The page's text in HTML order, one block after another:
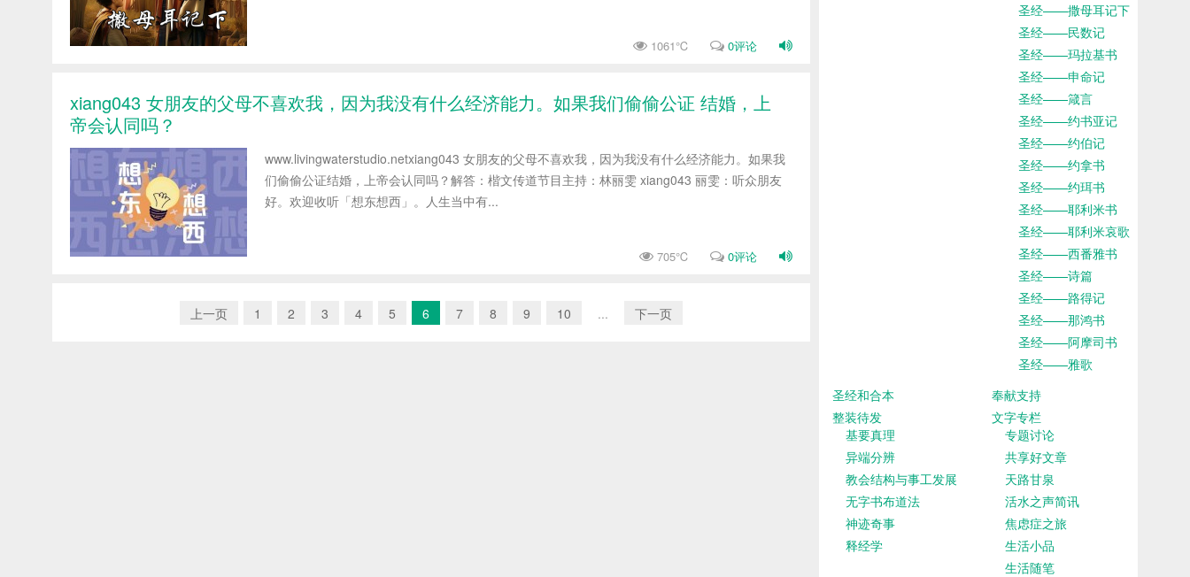
1061℃ 0评论
xiang043 女朋友的父母不喜欢我，因为我没有什么经济能力。如果我们偷偷公证 结婚，上
帝会认同吗？
www.livingwaterstudio.netxiang043 女朋友的父母不喜欢我，因为我没有什么经济能力。如果我
们偷偷公证结婚，上帝会认同吗？解答：楷文传道节目主持：林丽雯 xiang043 丽雯：听众朋友
好。欢迎收听「想东想西」。人生当中有...
705℃ 0评论
上一页 1 2 3 4 5 6 7 8 9 10 ... 下一页
圣经——撒母耳记下
圣经——民数记
圣经——玛拉基书
圣经——申命记
圣经——箴言
圣经——约书亚记
圣经——约伯记
圣经——约拿书
圣经——约珥书
圣经——耶利米书
圣经——耶利米哀歌
圣经——西番雅书
圣经——诗篇
圣经——路得记
圣经——那鸿书
圣经——阿摩司书
圣经——雅歌
圣经和合本
奉献支持
整装待发
基要真理
异端分辨
教会结构与事工发展
无字书布道法
神迹奇事
释经学
文字专栏
专题讨论
共享好文章
天路甘泉
活水之声简讯
焦虑症之旅
生活小品
生活随笔